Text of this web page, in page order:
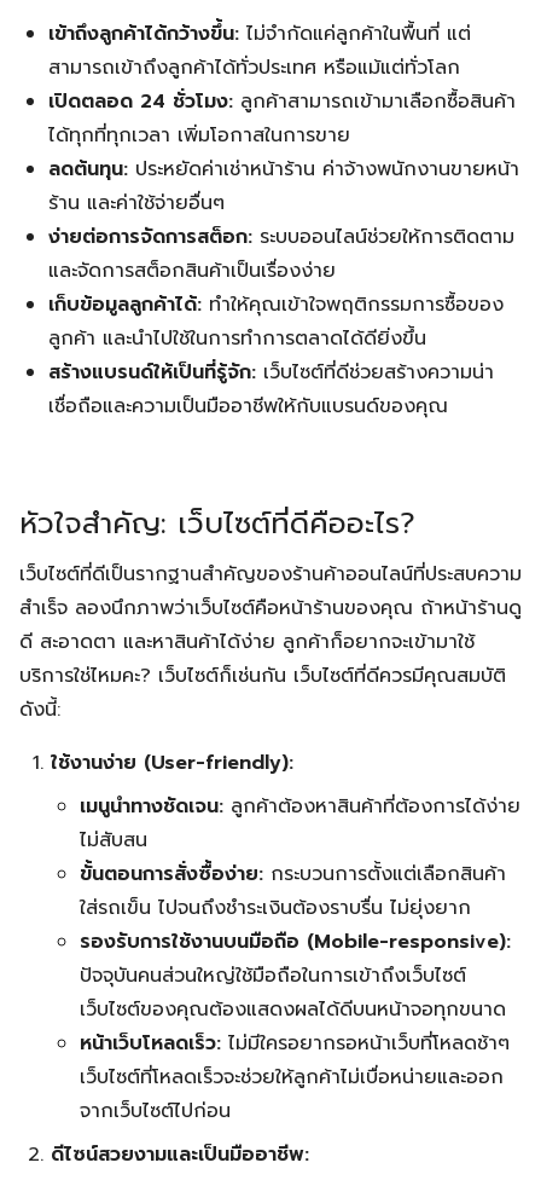
เข้าถึงลูกค้าได้กว้างขึ้น: ไม่จำกัดแค่ลูกค้าในพื้นที่ แต่
สามารถเข้าถึงลูกค้าได้ทั่วประเทศ หรือแม้แต่ทั่วโลก
เปิดตลอด 24 ชั่วโมง: ลูกค้าสามารถเข้ามาเลือกซื้อสินค้า
ได้ทุกที่ทุกเวลา เพิ่มโอกาสในการขาย
ลดต้นทุน: ประหยัดค่าเช่าหน้าร้าน ค่าจ้างพนักงานขายหน้า
ร้าน และค่าใช้จ่ายอื่นๆ
ง่ายต่อการจัดการสต็อก: ระบบออนไลน์ช่วยให้การติดตาม
และจัดการสต็อกสินค้าเป็นเรื่องง่าย
เก็บข้อมูลลูกค้าได้: ทำให้คุณเข้าใจพฤติกรรมการซื้อของ
ลูกค้า และนำไปใช้ในการทำการตลาดได้ดียิ่งขึ้น
สร้างแบรนด์ให้เป็นที่รู้จัก: เว็บไซต์ที่ดีช่วยสร้างความน่า
เชื่อถือและความเป็นมืออาชีพให้กับแบรนด์ของคุณ
หัวใจสำคัญ: เว็บไซต์ที่ดีคืออะไร?
เว็บไซต์ที่ดีเป็นรากฐานสำคัญของร้านค้าออนไลน์ที่ประสบความ
สำเร็จ ลองนึกภาพว่าเว็บไซต์คือหน้าร้านของคุณ ถ้าหน้าร้านดู
ดี สะอาดตา และหาสินค้าได้ง่าย ลูกค้าก็อยากจะเข้ามาใช้
บริการใช่ไหมคะ? เว็บไซต์ก็เช่นกัน เว็บไซต์ที่ดีควรมีคุณสมบัติ
ดังนี้:
ใช้งานง่าย (User-friendly):
เมนูนำทางชัดเจน:ลูกค้าต้องหาสินค้าที่ต้องการได้ง่าย
ไม่สับสน
ขั้นตอนการสั่งซื้อง่าย:กระบวนการตั้งแต่เลือกสินค้า
ใส่รถเข็น ไปจนถึงชำระเงินต้องราบรื่น ไม่ยุ่งยาก
รองรับการใช้งานบนมือถือ (Mobile-responsive):
ปัจจุบันคนส่วนใหญ่ใช้มือถือในการเข้าถึงเว็บไซต์
เว็บไซต์ของคุณต้องแสดงผลได้ดีบนหน้าจอทุกขนาด
หน้าเว็บโหลดเร็ว:ไม่มีใครอยากรอหน้าเว็บที่โหลดช้าๆ
เว็บไซต์ที่โหลดเร็วจะช่วยให้ลูกค้าไม่เบื่อหน่ายและออก
จากเว็บไซต์ไปก่อน
ดีไซน์สวยงามและเป็นมืออาชีพ: